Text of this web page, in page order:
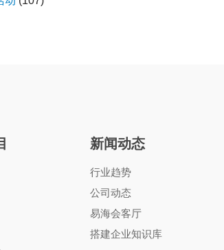
新闻动态
行业趋势
公司动态
易海会客厅
搭建企业知识库